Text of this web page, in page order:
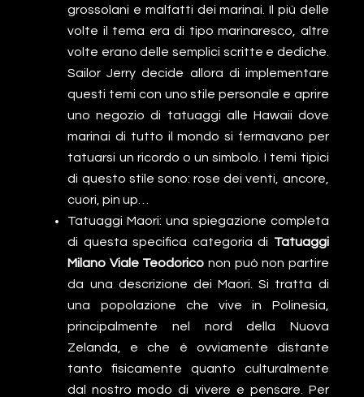
grossolani e malfatti dei marinai. Il più delle
volte il tema era di tipo marinaresco, altre
volte erano delle semplici scritte e dediche.
Sailor Jerry decide allora di implementare
questi temi con uno stile personale e aprire
uno negozio di tatuaggi alle Hawaii dove
marinai di tutto il mondo si fermavano per
tatuarsi un ricordo o un simbolo. I temi tipici
di questo stile sono: rose dei venti, ancore,
cuori, pin up…
Tatuaggi Maori: una spiegazione completa
di questa specifica categoria di Tatuaggi
Milano Viale Teodorico non può non partire
da una descrizione dei Maori. Si tratta di
una popolazione che vive in Polinesia,
principalmente nel nord della Nuova
Zelanda, e che è ovviamente distante
tanto fisicamente quanto culturalmente
dal nostro modo di vivere e pensare. Per